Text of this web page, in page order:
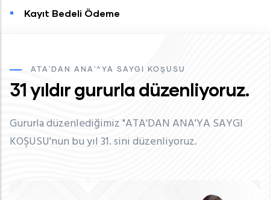
Kayıt Bedeli Ödeme
ATA'DAN ANA'^YA SAYGI KOŞUSU
31 yıldır gururla düzenliyoruz.
Gururla düzenlediğimiz "ATA'DAN ANA'YA SAYGI
KOŞUSU'nun bu yıl 31. sini düzenliyoruz.